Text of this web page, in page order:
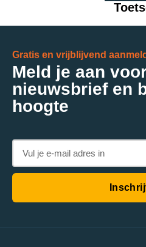
Gratis en vrijblijvend
Meld je aan
nieuwsbrief en
hoogte